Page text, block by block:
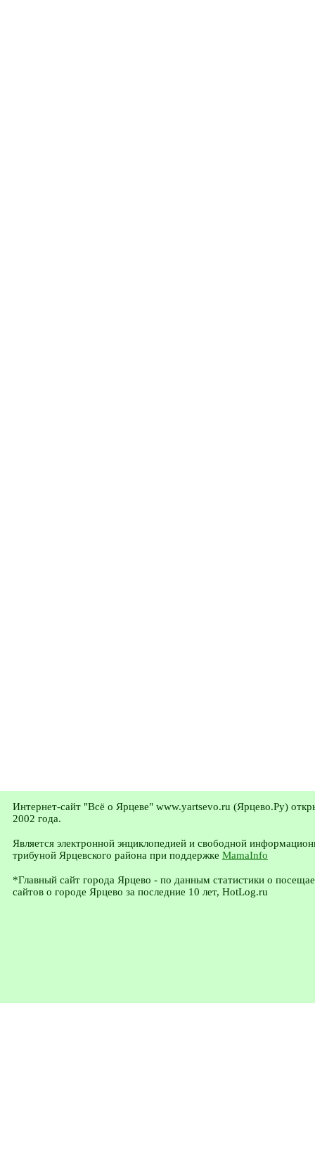
Интернет-сайт "Всё о Ярцеве" www.yartsevo.ru (Ярцево.Ру)
2002 года.
Является электронной энциклопедией и свободной
трибуной Ярцевского района при поддержке MamaInfo
*Главный сайт города Ярцево - по данным статистики о
сайтов о городе Ярцево за последние 10 лет, HotLog.ru